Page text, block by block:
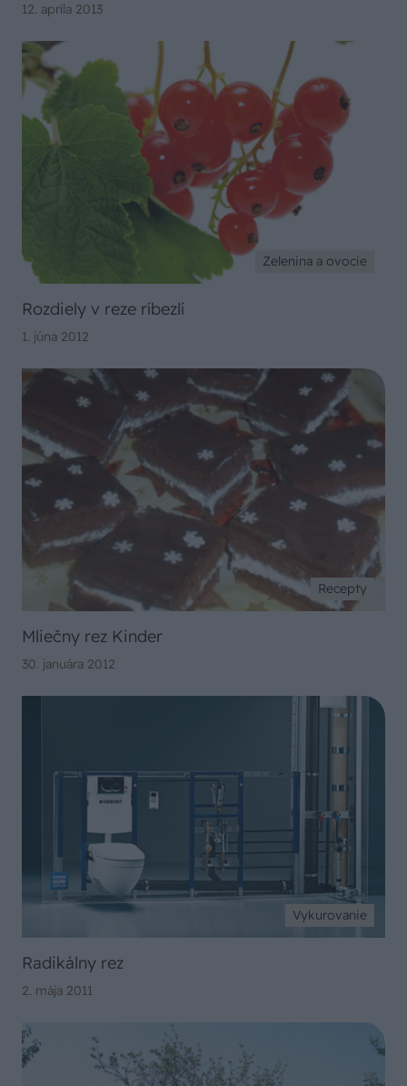
12. apríla 2013
Zelenina a ovocie
Rozdiely v reze ríbezlí
1. júna 2012
Recepty
Mliečny rez Kinder
30. januára 2012
Vykurovanie
Radikálny rez
2. mája 2011